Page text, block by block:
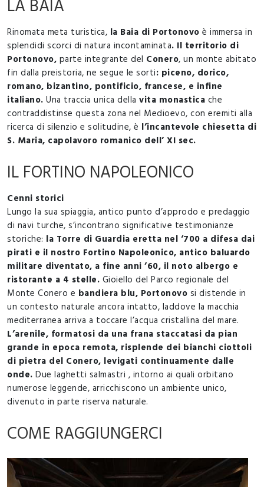
LA BAIA
Rinomata meta turistica, la Baia di Portonovo è immersa in
splendidi scorci di natura incontaminata. Il territorio di
Portonovo, parte integrante del Conero, un monte abitato
fin dalla preistoria, ne segue le sorti: piceno, dorico,
romano, bizantino, pontificio, francese, e infine
italiano. Una traccia unica della vita monastica che
contraddistinse questa zona nel Medioevo, con eremiti alla
ricerca di silenzio e solitudine, è l’incantevole chiesetta di
S. Maria, capolavoro romanico dell’ XI sec.
IL FORTINO NAPOLEONICO
Cenni storici
Lungo la sua spiaggia, antico punto d’approdo e predaggio
di navi turche, s’incontrano significative testimonianze
storiche: la Torre di Guardia eretta nel ‘700 a difesa dai
pirati e il nostro Fortino Napoleonico, antico baluardo
militare diventato, a fine anni ’60, il noto albergo e
ristorante a 4 stelle. Gioiello del Parco regionale del
Monte Conero e bandiera blu, Portonovo si distende in
un contesto naturale ancora intatto, laddove la macchia
mediterranea arriva a toccare l’acqua cristallina del mare.
L’arenile, formatosi da una frana staccatasi da pian
grande in epoca remota, risplende dei bianchi ciottoli
di pietra del Conero, levigati continuamente dalle
onde. Due laghetti salmastri , intorno ai quali orbitano
numerose leggende, arricchiscono un ambiente unico,
divenuto in parte riserva naturale.
COME RAGGIUNGERCI